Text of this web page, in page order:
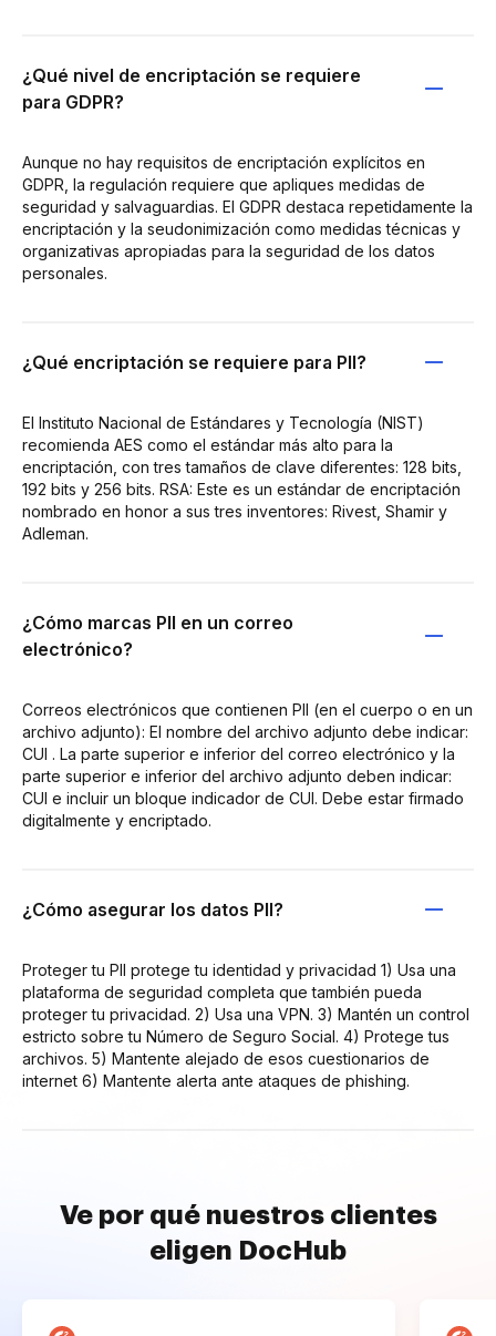
¿Qué nivel de encriptación se requiere
para GDPR?
Aunque no hay requisitos de encriptación explícitos en
GDPR, la regulación requiere que apliques medidas de
seguridad y salvaguardias. El GDPR destaca repetidamente la
encriptación y la seudonimización como medidas técnicas y
organizativas apropiadas para la seguridad de los datos
personales.
¿Qué encriptación se requiere para PII?
El Instituto Nacional de Estándares y Tecnología (NIST)
recomienda AES como el estándar más alto para la
encriptación, con tres tamaños de clave diferentes: 128 bits,
192 bits y 256 bits. RSA: Este es un estándar de encriptación
nombrado en honor a sus tres inventores: Rivest, Shamir y
Adleman.
¿Cómo marcas PII en un correo
electrónico?
Correos electrónicos que contienen PII (en el cuerpo o en un
archivo adjunto): El nombre del archivo adjunto debe indicar:
CUI . La parte superior e inferior del correo electrónico y la
parte superior e inferior del archivo adjunto deben indicar:
CUI e incluir un bloque indicador de CUI. Debe estar firmado
digitalmente y encriptado.
¿Cómo asegurar los datos PII?
Proteger tu PII protege tu identidad y privacidad 1) Usa una
plataforma de seguridad completa que también pueda
proteger tu privacidad. 2) Usa una VPN. 3) Mantén un control
estricto sobre tu Número de Seguro Social. 4) Protege tus
archivos. 5) Mantente alejado de esos cuestionarios de
internet 6) Mantente alerta ante ataques de phishing.
Ve por qué nuestros clientes
eligen DocHub